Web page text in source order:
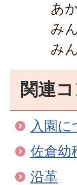
あ
み
み
関連
入園
佐倉幼
沿革